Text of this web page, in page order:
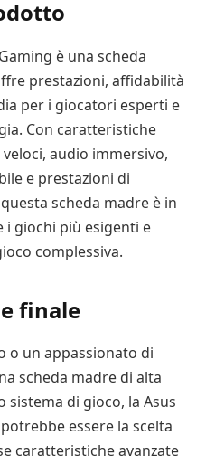
Gaming è una scheda
prestazioni, affidabilità
per i giocatori esperti e
Con caratteristiche
audio immersivo,
e prestazioni di
scheda madre è in
i giochi più esigenti e
complessiva.
finale
o un appassionato di
scheda madre di alta
di gioco, la Asus
potrebbe essere la scelta
caratteristiche avanzate